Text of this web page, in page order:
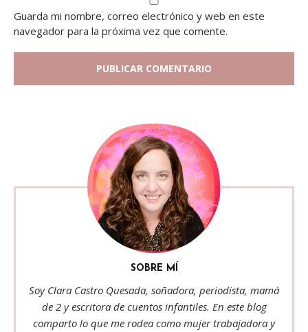
Guarda mi nombre, correo electrónico y web en este
navegador para la próxima vez que comente.
SOBRE MÍ
Soy Clara Castro Quesada, soñadora, periodista, mamá
de 2 y escritora de cuentos infantiles. En este blog
comparto lo que me rodea como mujer trabajadora y